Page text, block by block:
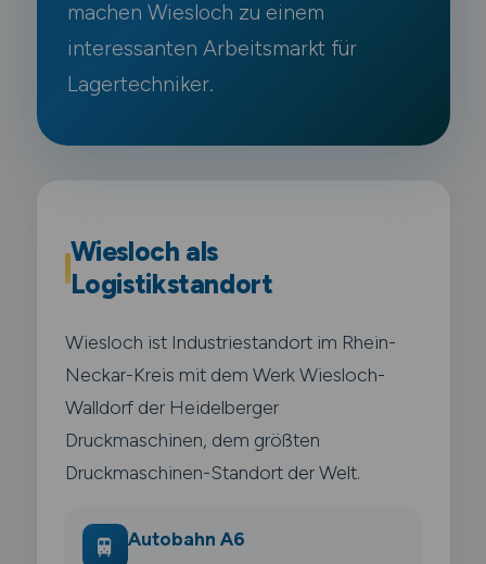
machen Wiesloch zu einem
interessanten Arbeitsmarkt für
Lagertechniker.
Wiesloch als
Logistikstandort
Wiesloch ist Industriestandort im Rhein-
Neckar-Kreis mit dem Werk Wiesloch-
Walldorf der Heidelberger
Druckmaschinen, dem größten
Druckmaschinen-Standort der Welt.
🚆 Autobahn A6